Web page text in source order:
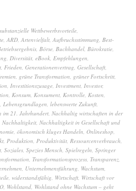
Wettbewerbsvorteile,
, ARD, Artenvielfalt, Aufbruchsstimmung, Best-
, Börse, Buchhandel, Bürokratie,
, Diversität, eBook, Empfehlungen,
, Frieden, Generationenvertrag, Gesellschaft,
, grüne Transformation, grüner Fortschritt,
, Investitionszusage, Investment, Investor,
, Konsum, Konsument, Kontrolle, Kosten,
, Lebensgrundlagen, lebenswerte Zukunft,
im 21. Jahrhundert, Nachhaltig wirtschaften in der
Nachhaltigkeit, Nachhaltigkeit in Gesellschaft und
, ökonomisch kluges Handeln, Onlineshop,
, Produktion, Produktivität, Ressourcenverbrauch,
, Soziales, Spezies Mensch, Spielregeln, Springer
, Transformationsprozess, Transparenz,
, Unternehmensführung, Wachstum,
, widerstandsfähig, Wirtschaft, Wirtschaft vor
, Wohlstand, Wohlstand ohne Wachstum – geht